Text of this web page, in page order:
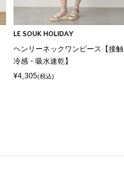
LE SOUK HOLIDAY
ヘンリーネックワンピース【接触
冷感・吸水速乾】
¥4,305(税込)